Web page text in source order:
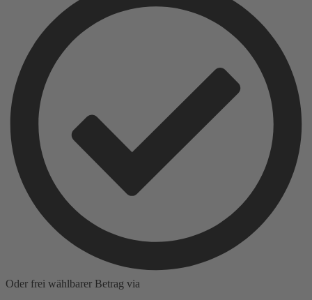
Oder frei wählbarer Betrag via